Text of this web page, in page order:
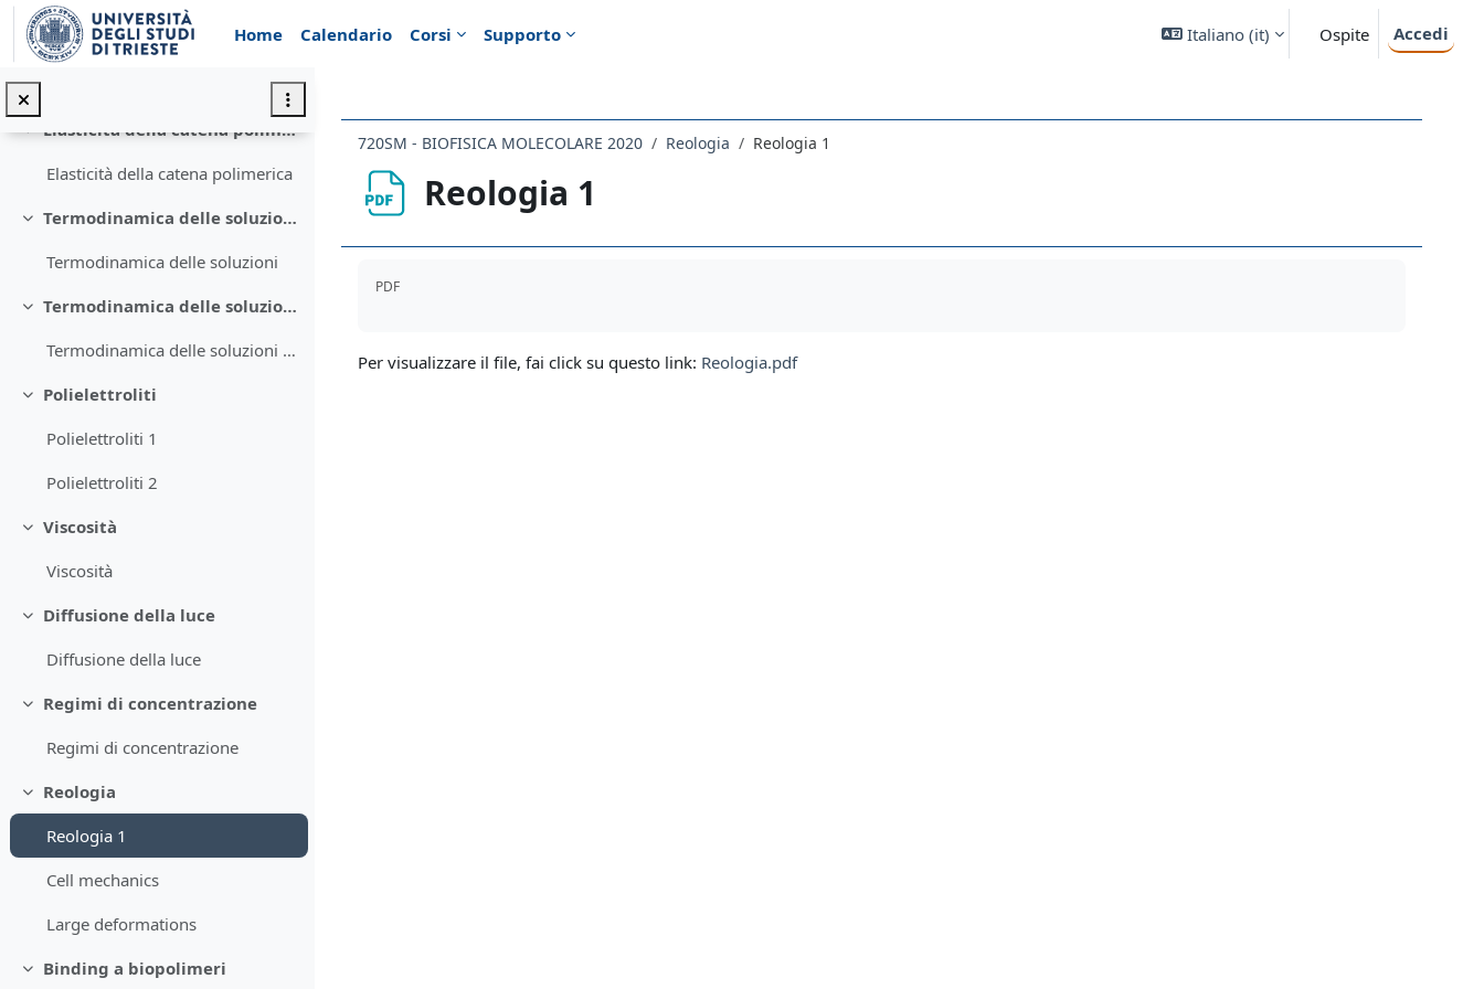
Vai al contenuto principale
Home
Calendario Corsi Supporto Italiano ‎(it)‎ Ospite Accedi
Minimizza
Termodinamica statistica
Minimizza
Elasticità della catena polimerica
Elasticità della catena polimerica
Minimizza
Termodinamica delle soluzioni
Termodinamica delle soluzioni
Minimizza
Termodinamica delle soluzioni polimeriche
Termodinamica delle soluzioni polimeriche
Minimizza
Polielettroliti
Polielettroliti 1
Polielettroliti 2
Minimizza
Viscosità
Viscosità
Minimizza
Diffusione della luce
Diffusione della luce
Minimizza
Regimi di concentrazione
Regimi di concentrazione
Minimizza
Reologia
Reologia 1
Cell mechanics
Large deformations
Minimizza
Binding a biopolimeri
720SM - BIOFISICA MOLECOLARE 2020 Reologia Reologia 1
Reologia 1
PDF
Per visualizzare il file, fai click su questo link: Reologia.pdf